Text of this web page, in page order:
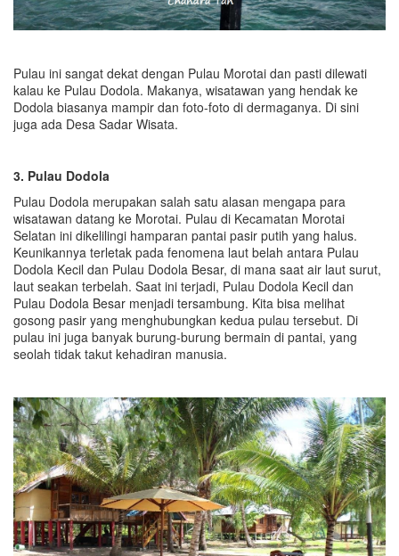
Pulau ini sangat dekat dengan Pulau Morotai dan pasti dilewati
kalau ke Pulau Dodola. Makanya, wisatawan yang hendak ke
Dodola biasanya mampir dan foto-foto di dermaganya. Di sini
juga ada Desa Sadar Wisata.
3. Pulau Dodola
Pulau Dodola merupakan salah satu alasan mengapa para
wisatawan datang ke Morotai. Pulau di Kecamatan Morotai
Selatan ini dikelilingi hamparan pantai pasir putih yang halus.
Keunikannya terletak pada fenomena laut belah antara Pulau
Dodola Kecil dan Pulau Dodola Besar, di mana saat air laut surut,
laut seakan terbelah. Saat ini terjadi, Pulau Dodola Kecil dan
Pulau Dodola Besar menjadi tersambung. Kita bisa melihat
gosong pasir yang menghubungkan kedua pulau tersebut. Di
pulau ini juga banyak burung-burung bermain di pantai, yang
seolah tidak takut kehadiran manusia.